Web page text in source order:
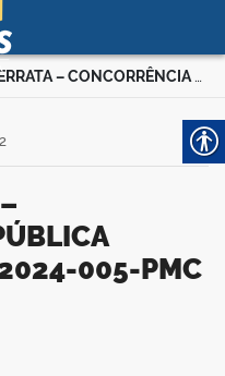
de
AVISO DE ERRATA – CONCORRÊNCIA PÚBLICA PRESENCIAL Nº 3.2024-005-PMC
005-PMC